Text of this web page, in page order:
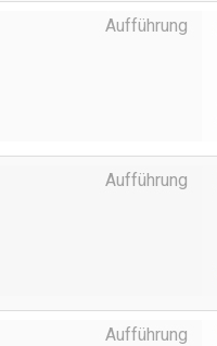
Aufführung
Aufführung
Aufführung